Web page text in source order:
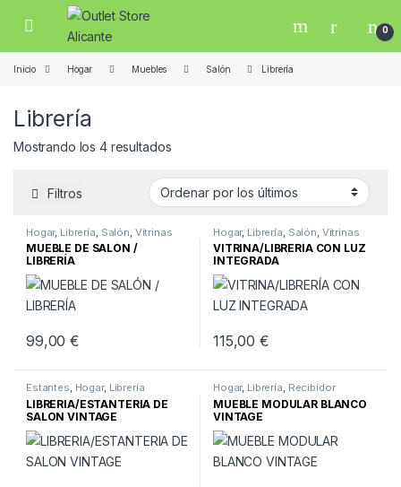
Skip to navigation
Skip to content
Open 0
Inicio Hogar Muebles Salón Librería
Librería
Mostrando los 4 resultadosOrdenado por los últimos
Filtros
Hogar, Librería Salón Vitrinas
MUEBLE DE SALÓN /
LIBRERÍA
99,00€
Hogar, Librería Salón Vitrinas
VITRINA/LIBRERÍA CON LUZ
INTEGRADA
115,00€
Estantes, Hogar, Librería
LIBRERIA/ESTANTERIA DE
SALON VINTAGE
Hogar, Librería, Recibidor
MUEBLE MODULAR BLANCO
VINTAGE